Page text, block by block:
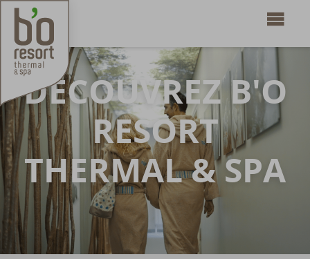
DÉCOUVREZ B'O
RESORT
THERMAL & SPA